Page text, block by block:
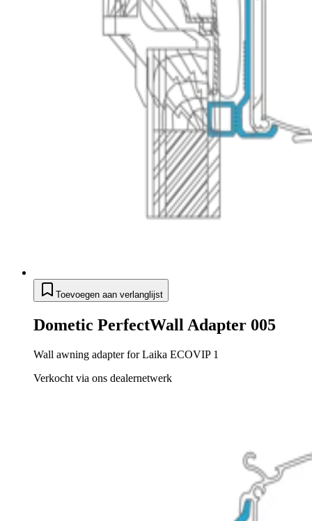
Toevoegen aan verlanglijst
Dometic PerfectWall Adapter 005
Wall awning adapter for Laika ECOVIP 1
Verkocht via ons dealernetwerk